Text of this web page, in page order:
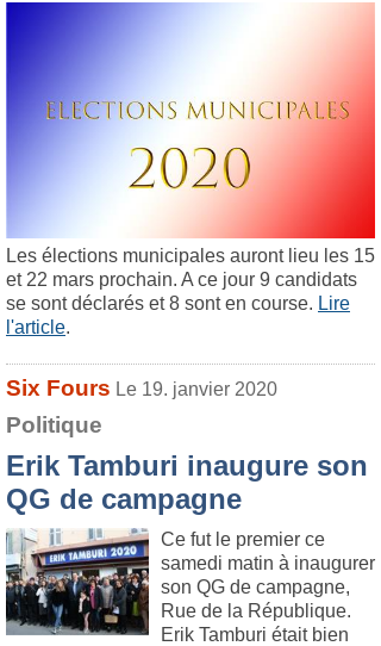
Les élections municipales auront lieu les 15
et 22 mars prochain. A ce jour 9 candidats
se sont déclarés et 8 sont en course. Lire
l'article.
Six Fours Le 19. janvier 2020
Politique
Erik Tamburi inaugure son
QG de campagne
Ce fut le premier ce
samedi matin à inaugurer
son QG de campagne,
Rue de la République.
Erik Tamburi était bien